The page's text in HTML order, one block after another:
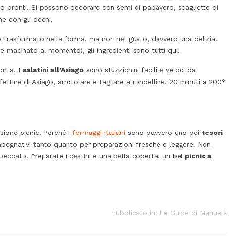
pronti. Si possono decorare con semi di papavero, scagliette di
con gli occhi.
nella forma, ma non nel gusto, davvero una delizia.
macinato al momento), gli ingredienti sono tutti qui.
I salatini all’Asiagosono stuzzichini facili e veloci da
di Asiago, arrotolare e tagliare a rondelline. 20 minuti a 200°
picnic. Perché i formaggi italiani sono davvero uno dei tesori
tanto quanto per preparazioni fresche e leggere. Non
Preparate i cestini e una bella coperta, un bel picnic a
Pubblicato in: Le Guide di Manuela